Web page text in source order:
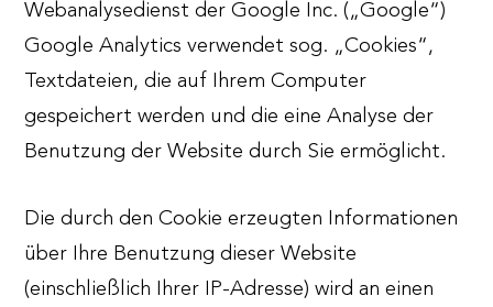
Webanalysedienst der Google Inc. („Google“)
Google Analytics verwendet sog. „Cookies“,
Textdateien, die auf Ihrem Computer
gespeichert werden und die eine Analyse der
Benutzung der Website durch Sie ermöglicht.
Die durch den Cookie erzeugten Informationen
über Ihre Benutzung dieser Website
(einschließlich Ihrer IP-Adresse) wird an einen